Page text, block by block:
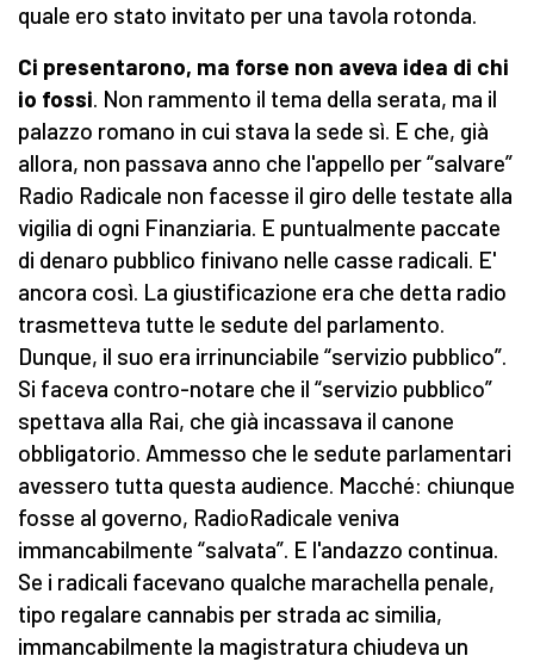
quale ero stato invitato per una tavola rotonda.
Ci presentarono, ma forse non aveva idea di chi
io fossi. Non rammento il tema della serata, ma il
palazzo romano in cui stava la sede sì. E che, già
allora, non passava anno che l'appello per “salvare”
Radio Radicale non facesse il giro delle testate alla
vigilia di ogni Finanziaria. E puntualmente paccate
di denaro pubblico finivano nelle casse radicali. E'
ancora così. La giustificazione era che detta radio
trasmetteva tutte le sedute del parlamento.
Dunque, il suo era irrinunciabile “servizio pubblico”.
Si faceva contro-notare che il “servizio pubblico”
spettava alla Rai, che già incassava il canone
obbligatorio. Ammesso che le sedute parlamentari
avessero tutta questa audience. Macché: chiunque
fosse al governo, RadioRadicale veniva
immancabilmente “salvata”. E l'andazzo continua.
Se i radicali facevano qualche marachella penale,
tipo regalare cannabis per strada ac similia,
immancabilmente la magistratura chiudeva un